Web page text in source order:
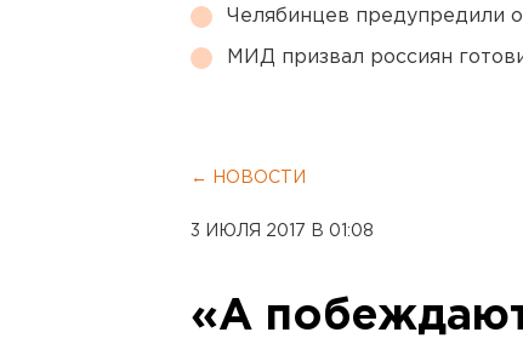
Челябинцев предупредили
МИД призвал россиян
← НОВОСТИ
3 ИЮЛЯ 2017 В 01:08
«А